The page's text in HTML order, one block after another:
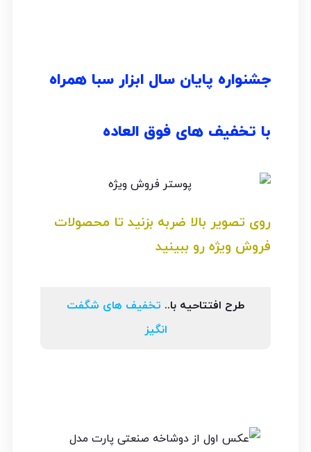
جشنواره پایان سال ابزار سبا همراه
با تخفیف های فوق العاده
روی تصویر بالا ضربه بزنید تا محصولات
فروش ویژه رو ببینید
طرح افتتاحیه با.. تخفیف های شگفت
انگیز